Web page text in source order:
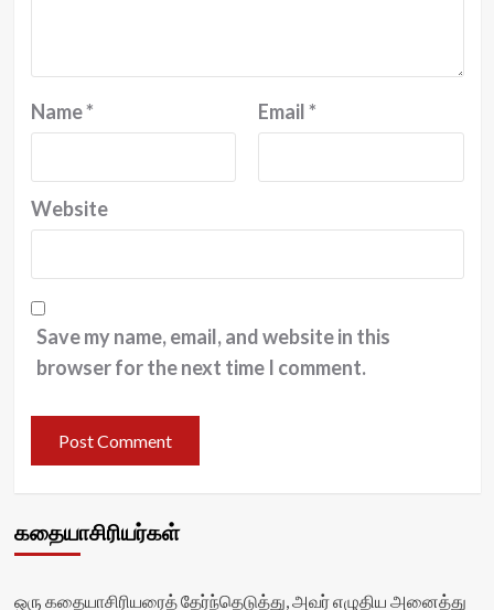
Name* Email*
Website
Save my name, email, and website in this
browser for the next time I comment.
கதையாசிரியர்கள்
ஒரு கதையாசிரியரைத் தேர்ந்தெடுத்து, அவர் எழுதிய அனைத்து